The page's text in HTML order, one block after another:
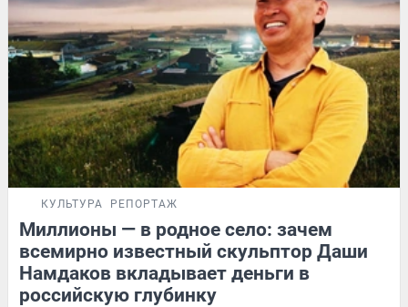
КУЛЬТУРА РЕПОРТАЖ
Миллионы — в родное село: зачем
всемирно известный скульптор Даши
Намдаков вкладывает деньги в
российскую глубинку